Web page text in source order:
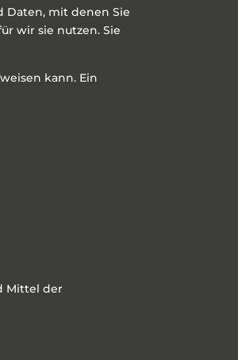
Daten, mit denen Sie
wir sie nutzen. Sie
kann. Ein
Mittel der